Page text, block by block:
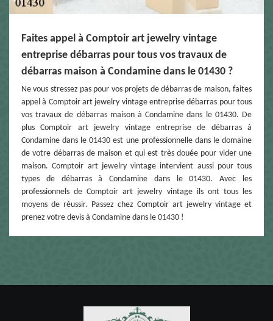
Faites appel à Comptoir art jewelry vintage
entreprise débarras pour tous vos travaux de
débarras maison à Condamine dans le 01430 ?
Ne vous stressez pas pour vos projets de débarras de maison, faites
appel à Comptoir art jewelry vintage entreprise débarras pour tous
vos travaux de débarras maison à Condamine dans le 01430. De
plus Comptoir art jewelry vintage entreprise de débarras à
Condamine dans le 01430 est une professionnelle dans le domaine
de votre débarras de maison et qui est très douée pour vider une
maison. Comptoir art jewelry vintage intervient aussi pour tous
types de débarras à Condamine dans le 01430. Avec les
professionnels de Comptoir art jewelry vintage ils ont tous les
moyens de réussir. Passez chez Comptoir art jewelry vintage et
prenez votre devis à Condamine dans le 01430 !